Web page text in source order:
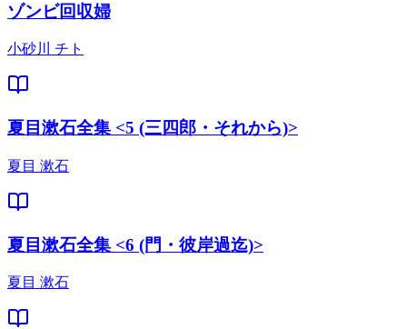
ゾンビ回収婦
小砂川 チト
夏目漱石全集 <5 (三四郎・それから)>
夏目 漱石
夏目漱石全集 <6 (門・彼岸過迄)>
夏目 漱石